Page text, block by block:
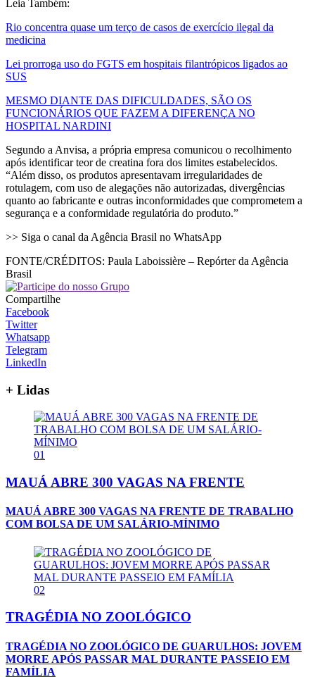
Leia Também:
Rio concentra quase um terço de casos de exercício ilegal da
medicina
Lei prorroga uso do FGTS em hospitais filantrópicos ligados ao
SUS
MESMO DIANTE DAS DIFICULDADES, SÃO OS
FUNCIONÁRIOS QUE FAZEM A DIFERENÇA NO
HOSPITAL NARDINI
Segundo a Anvisa, a própria empresa comunicou o recolhimento
após identificar teor de creatina fora dos limites estabelecidos.
“Além disso, os produtos apresentavam irregularidades de
rotulagem, com uso de alegações não autorizadas, divergências
quanto ao fabricante e outras inconformidades que comprometem a
segurança e a conformidade regulatória do produto.”
>> Siga o canal da Agência Brasil no WhatsApp
FONTE/CRÉDITOS: Paula Laboissière – Repórter da Agência
Brasil
Compartilhe
Facebook
Twitter
Whatsapp
Telegram
LinkedIn
+ Lidas
01
MAUÁ ABRE 300 VAGAS NA FRENTE
MAUÁ ABRE 300 VAGAS NA FRENTE DE TRABALHO
COM BOLSA DE UM SALÁRIO-MÍNIMO
02
TRAGÉDIA NO ZOOLÓGICO
TRAGÉDIA NO ZOOLÓGICO DE GUARULHOS: JOVEM
MORRE APÓS PASSAR MAL DURANTE PASSEIO EM
FAMÍLIA